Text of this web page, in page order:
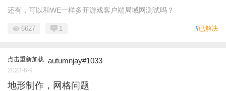
还有，可以和WE一样多开游戏客户端局域网测试吗？
#已解决
6627 1
点击重新加载 autumnjay#1033
2023-6-9
地形制作，网格问题